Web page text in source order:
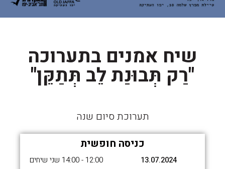
שיח אמנים בתערוכה
"רַק תְּבוּנַת לֵב תְּתַקֵּן"
תערוכת סיום שנה
כניסה חופשית
13.07.2024
12:00 - 14:00 שני שיחים